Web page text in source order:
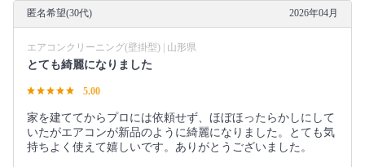
匿名希望(30代) 2026年04月
エアコンクリーニング(壁掛型) | 山形県
とても綺麗になりました
5.00
家を建ててからプロには依頼せず、ほぼほったらかしにして
いたがエアコンが新品のように綺麗になりました。とても気
持ちよく使えて嬉しいです。ありがとうございました。